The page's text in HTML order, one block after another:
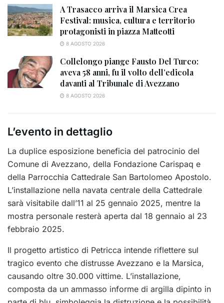
A Trasacco arriva il Marsica Crea
Festival: musica, cultura e territorio
protagonisti in piazza Matteotti
8 AGOSTO 2026
Collelongo piange Fausto Del Turco:
aveva 58 anni, fu il volto dell’edicola
davanti al Tribunale di Avezzano
8 AGOSTO 2026
L’evento in dettaglio
La duplice esposizione beneficia del patrocinio del
Comune di Avezzano, della Fondazione Carispaq e
della Parrocchia Cattedrale San Bartolomeo Apostolo.
L’installazione nella navata centrale della Cattedrale
sarà visitabile dall’11 al 25 gennaio 2025, mentre la
mostra personale resterà aperta dal 18 gennaio al 23
febbraio 2025.
Il progetto artistico di Petricca intende riflettere sul
tragico evento che distrusse Avezzano e la Marsica,
causando oltre 30.000 vittime. L’installazione,
composta da un ammasso informe di argilla dipinto in